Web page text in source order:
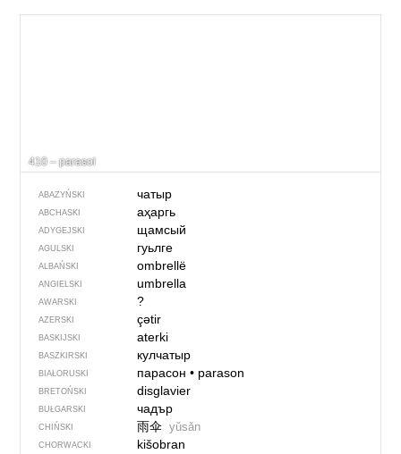
410 – parasol
ABAZYŃSKI чатыр
ABCHASKI аҳаргь
ADYGEJSKI щамсый
AGULSKI гуьлге
ALBAŃSKI ombrellë
ANGIELSKI umbrella
AWARSKI ?
AZERSKI çətir
BASKIJSKI aterki
BASZKIRSKI кулчатыр
BIAŁORUSKI парасон• parason
BRETOŃSKI disglavier
BUŁGARSKI чадър
CHIŃSKI 雨伞 yǔsǎn
CHORWACKI kišobran